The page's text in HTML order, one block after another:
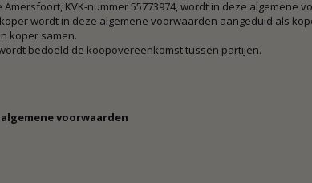
Amersfoort, KVK-nummer 55773974, wordt in deze algemene
wordt in deze algemene voorwaarden aangeduid als
koper samen.
bedoeld de koopovereenkomst tussen partijen.
voorwaarden